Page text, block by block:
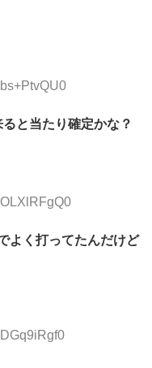
と当たり確定かな？
よく打ってたんだけど